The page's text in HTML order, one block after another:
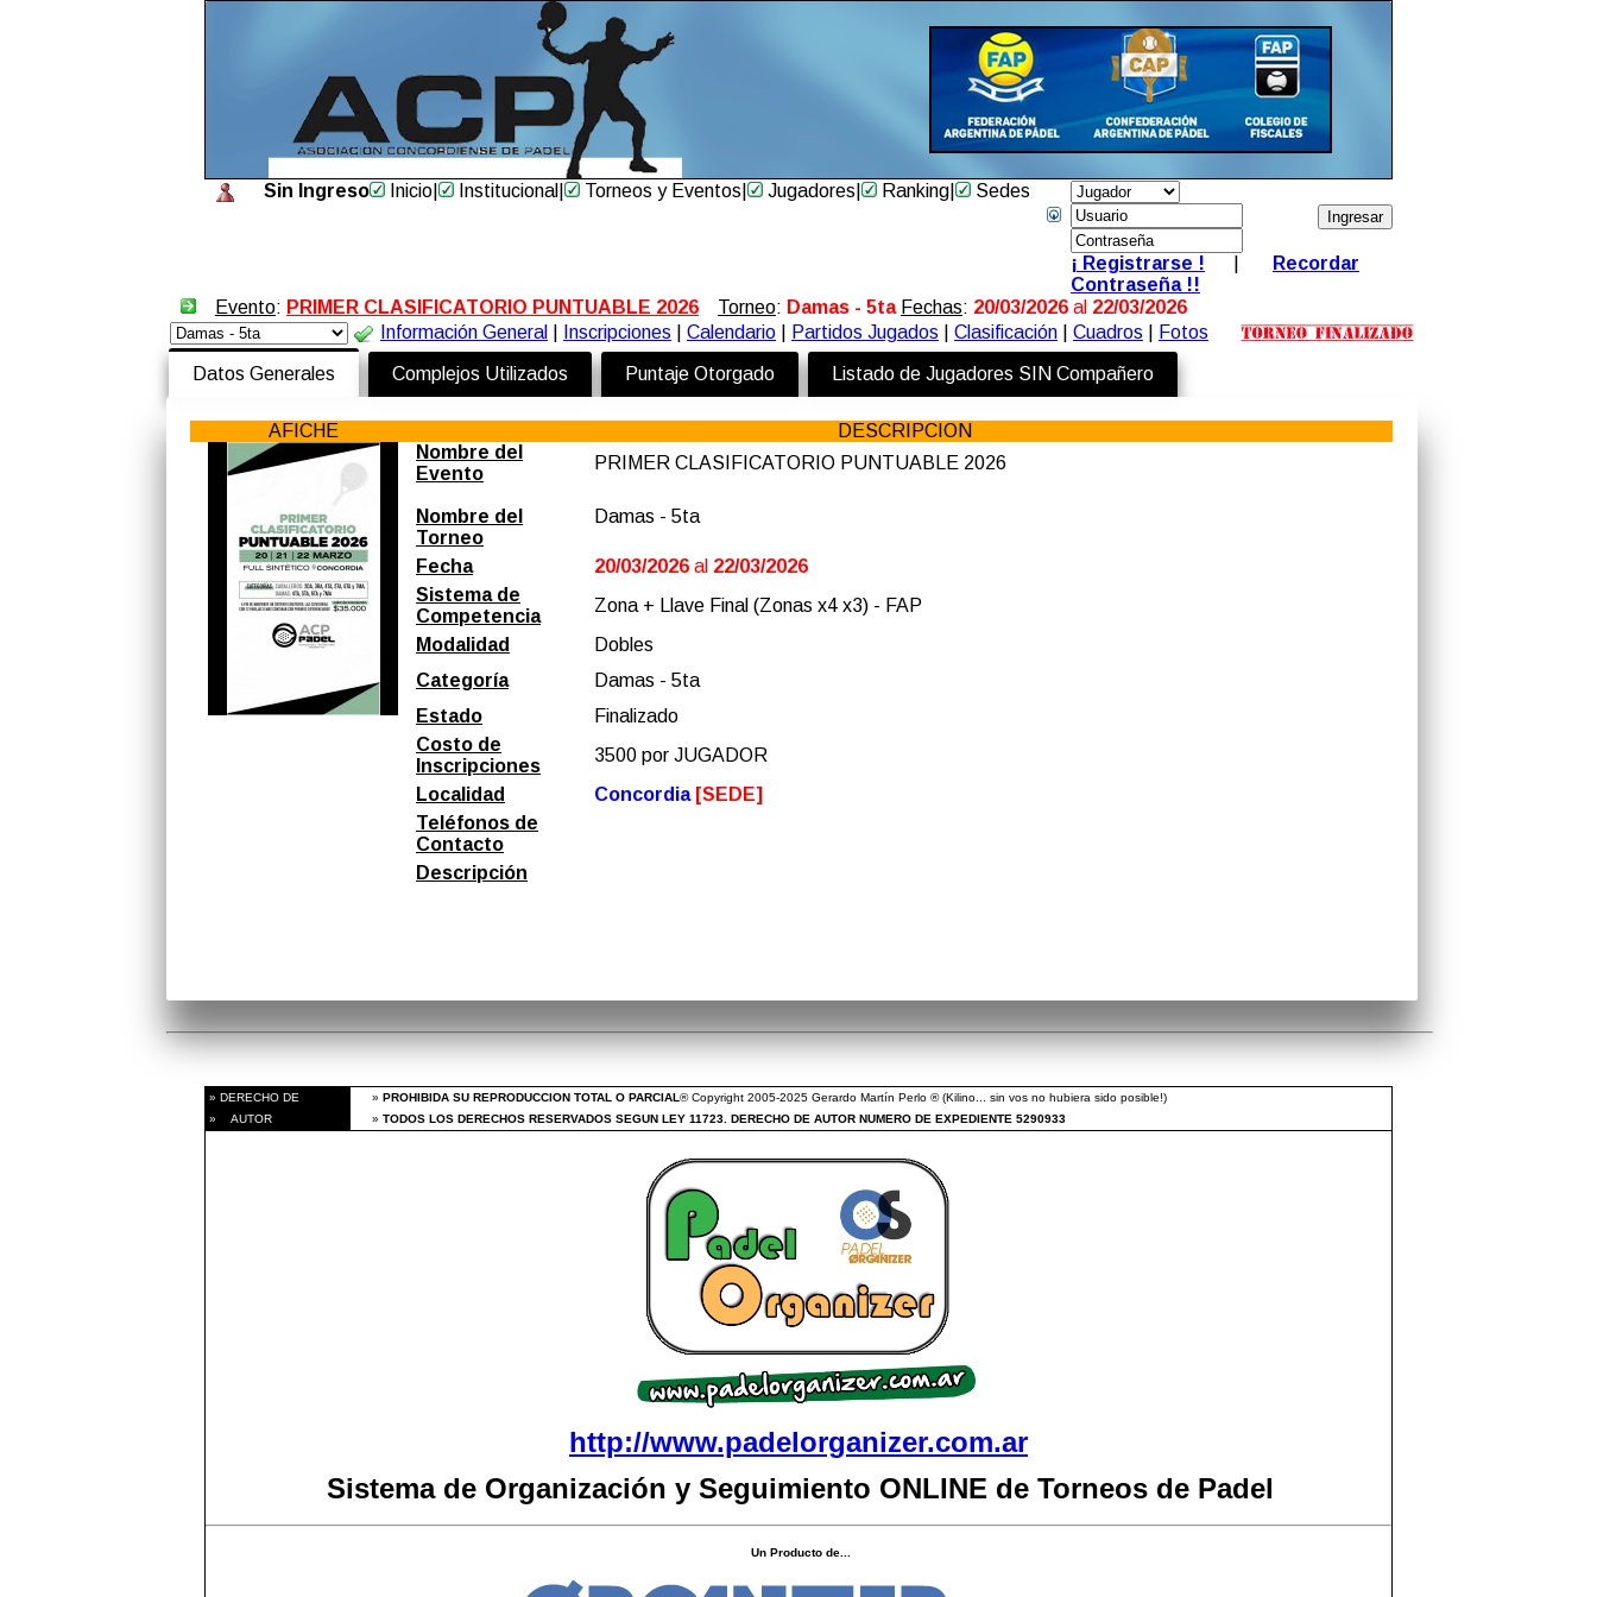
Sin Ingreso Inicio Institucional Torneos y Eventos Jugadores Ranking Sedes
¡ Registrarse !
Recordar
Contraseña !!
Evento: PRIMER CLASIFICATORIO PUNTUABLE 2026 Torneo: Damas - 5ta Fechas: 20/03/2026 al 22/03/2026
Información General
Inscripciones Calendario Partidos Jugados Clasificación Cuadros Fotos
Datos Generales Complejos Utilizados Puntaje Otorgado Listado de Jugadores SIN Compañero
AFICHE
DESCRIPCION
Nombre del
Evento
PRIMER CLASIFICATORIO PUNTUABLE 2026
Nombre del
Torneo
Damas - 5ta
Fecha 20/03/2026 al 22/03/2026
Sistema de
Competencia
Zona + Llave Final (Zonas x4 x3) - FAP
Modalidad
Dobles
Categoría
Damas - 5ta
Estado
Finalizado
Costo de
Inscripciones
3500 por JUGADOR
Localidad
Concordia [SEDE]
Teléfonos de
Contacto
Descripción
» DERECHO DE » PROHIBIDA SU REPRODUCCION TOTAL O PARCIAL® Copyright 2005-2025 Gerardo Martín Perlo ® (Kilino... sin vos no hubiera sido posible!)
» AUTOR
» TODOS LOS DERECHOS RESERVADOS SEGUN LEY 11723. DERECHO DE AUTOR NUMERO DE EXPEDIENTE 5290933
http://www.padelorganizer.com.ar
Sistema de Organización y Seguimiento ONLINE de Torneos de Padel
Un Producto de...